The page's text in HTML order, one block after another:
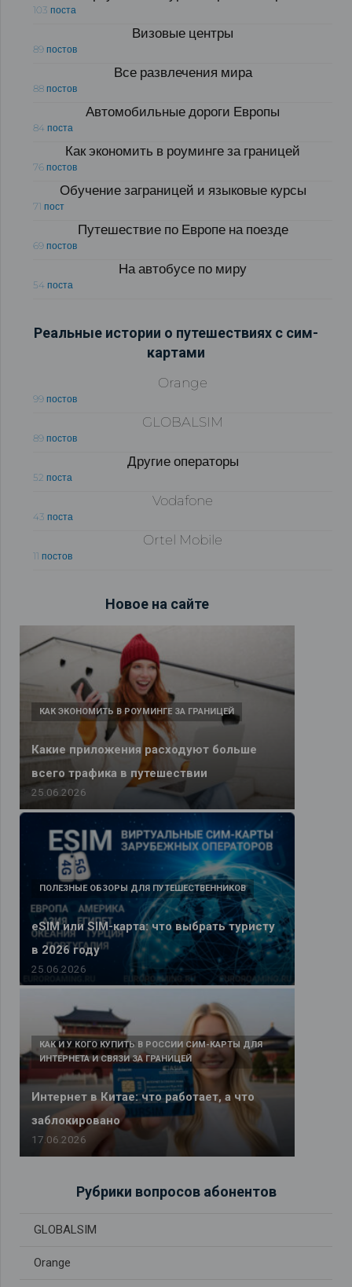
103 поста
Визовые центры
89 постов
Все развлечения мира
88 постов
Автомобильные дороги Европы
84 поста
Как экономить в роуминге за границей
76 постов
Обучение заграницей и языковые курсы
71 пост
Путешествие по Европе на поезде
69 постов
На автобусе по миру
54 поста
Реальные истории о путешествиях с сим-
картами
Orange
99 постов
GLOBALSIM
89 постов
Другие операторы
52 поста
Vodafone
43 поста
Ortel Mobile
11 постов
Новое на сайте
Какие приложения расходуют больше
всего трафика в путешествии
КАК ЭКОНОМИТЬ В РОУМИНГЕ ЗА ГРАНИЦЕЙ
25.06.2026
eSIM или SIM-карта: что выбрать туристу
в 2026 году
ПОЛЕЗНЫЕ ОБЗОРЫ ДЛЯ ПУТЕШЕСТВЕННИКОВ
25.06.2026
Интернет в Китае: что работает, а что
заблокировано
КАК И У КОГО КУПИТЬ В РОССИИ СИМ-КАРТЫ ДЛЯ
ИНТЕРНЕТА И СВЯЗИ ЗА ГРАНИЦЕЙ
17.06.2026
Рубрики вопросов абонентов
GLOBALSIM
Orange